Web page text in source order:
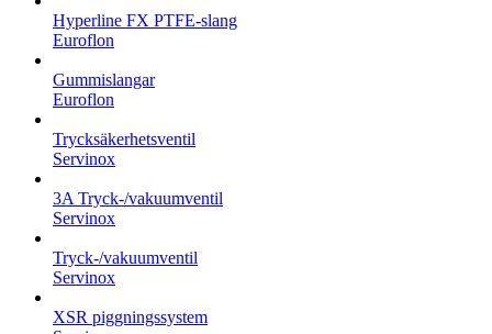
Hyperline FX PTFE-slang
Euroflon
Gummislangar
Euroflon
Trycksäkerhetsventil
Servinox
3A Tryck-/vakuumventil
Servinox
Tryck-/vakuumventil
Servinox
XSR piggningssystem